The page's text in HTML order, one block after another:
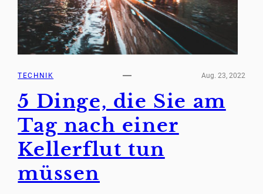
TECHNIK Aug. 23, 2022
5 Dinge, die Sie am
Tag nach einer
Kellerflut tun
müssen